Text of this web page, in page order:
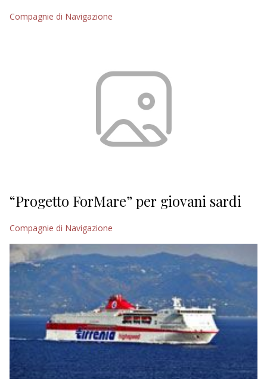
Compagnie di Navigazione
“Progetto ForMare” per giovani sardi
Compagnie di Navigazione